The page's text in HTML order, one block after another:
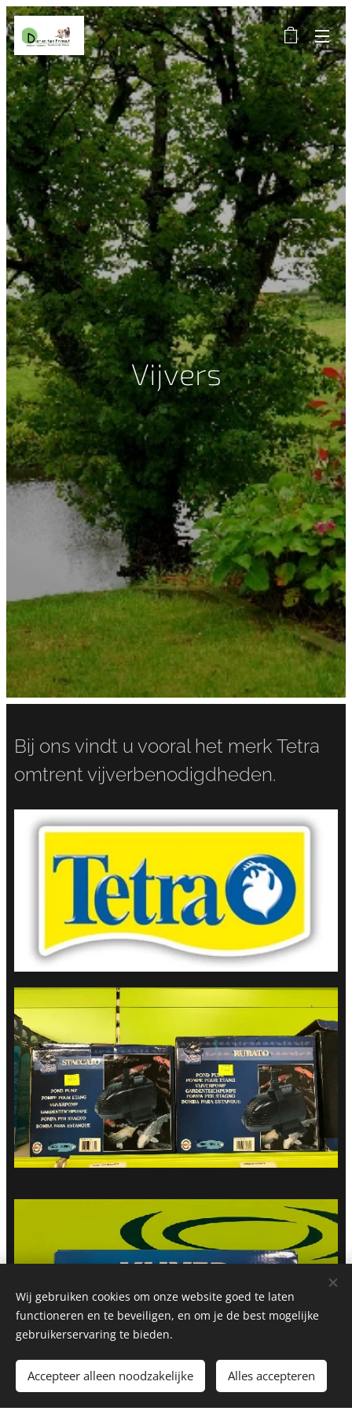
Vijvers
Bij ons vindt u vooral het merk Tetra
omtrent vijverbenodigdheden.
Wij gebruiken cookies om onze website goed te laten
functioneren en te beveiligen, en om je de best mogelijke
gebruikerservaring te bieden.
Accepteer alleen noodzakelijke Alles accepteren